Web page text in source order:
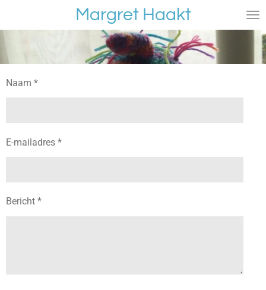
de
Margret Haakt
Naam *
E-mailadres *
Bericht *